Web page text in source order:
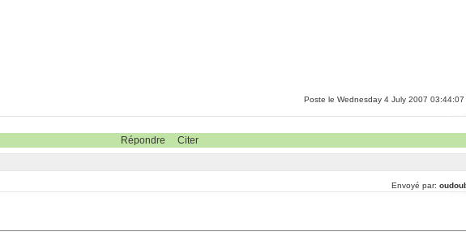
Poste le Wednesday 4 July 2007 03:44:07
Répondre Citer
Envoyé par: